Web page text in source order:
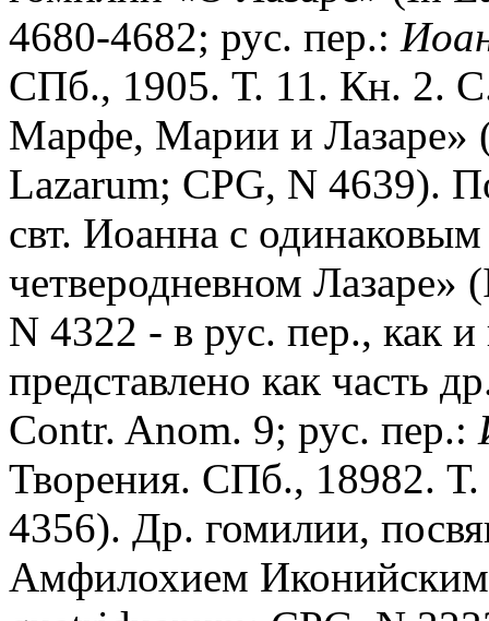
4680-4682; рус. пер.:
СПб., 1905. Т. 11. Кн. 2.
Марфе, Марии и Лазаре»
Lazarum; CPG, N 4639).
свт. Иоанна с
четверодневном Лазаре»
N 4322 - в рус. пер., как
представлено как часть
Contr. Anom. 9; рус. пер.:
Творения. СПб., 18982.
4356). Др. гомилии,
Амфилохием